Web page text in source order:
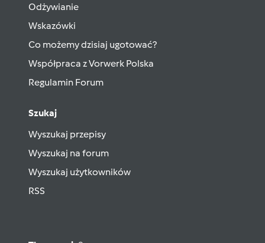
Odżywianie
Wskazówki
Co możemy dzisiaj ugotować?
Współpraca z Vorwerk Polska
Regulamin Forum
Szukaj
Wyszukaj przepisy
Wyszukaj na forum
Wyszukaj użytkowników
RSS